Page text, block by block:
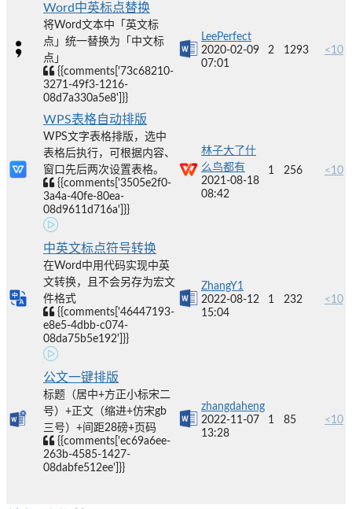
Word中英标点替换
将Word文本中「英文标
点」统一替换为「中文标
点」
{{comments['73c68210-
3271-49f3-1216-
08d7a330a5e8']}}
LeePerfect
2020-02-09
07:01
2 1293 <10
WPS表格自动排版
WPS文字表格排版，选中
表格后执行，可根据内容、
窗口先后两次设置表格。
{{comments['3505e2f0-
3a4a-40fe-80ea-
08d9611d716a']}}
林子大了什
么鸟都有
2021-08-18
08:42
1 256 <10
中英文标点符号转换
在Word中用代码实现中英
文转换，且不会另存为宏文
件格式
{{comments['46447193-
e8e5-4dbb-c074-
08da75b5e192']}}
ZhangY1
2022-08-12
15:04
1 232 <10
公文一键排版
标题（居中+方正小标宋二
号）+正文（缩进+仿宋gb
三号）+间距28磅+页码
{{comments['ec69a6ee-
263b-4585-1427-
08dabfe512ee']}}
zhangdaheng
2022-11-07
13:28
1 85 <10